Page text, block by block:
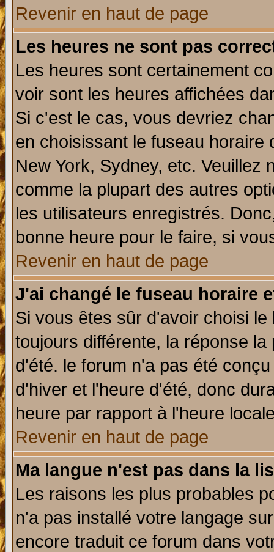
Revenir en haut de page
Les heures ne sont pas
Les heures sont certainement
voir sont les heures affichées
Si c'est le cas, vous devriez
en choisissant le fuseau
New York, Sydney, etc. Veuillez
comme la plupart des autres
les utilisateurs enregistrés.
bonne heure pour le faire, si
Revenir en haut de page
J'ai changé le fuseau horaire
Si vous êtes sûr d'avoir choisi
toujours différente, la réponse
d'été. le forum n'a pas été
d'hiver et l'heure d'été, donc
heure par rapport à l'heure
Revenir en haut de page
Ma langue n'est pas dans la
Les raisons les plus probables
n'a pas installé votre langage
encore traduit ce forum dans